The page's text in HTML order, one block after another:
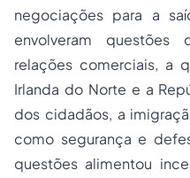
negociações para a
envolveram questões
relações comerciais, a
Irlanda do Norte e a
dos cidadãos, a
como segurança e
questões alimentou